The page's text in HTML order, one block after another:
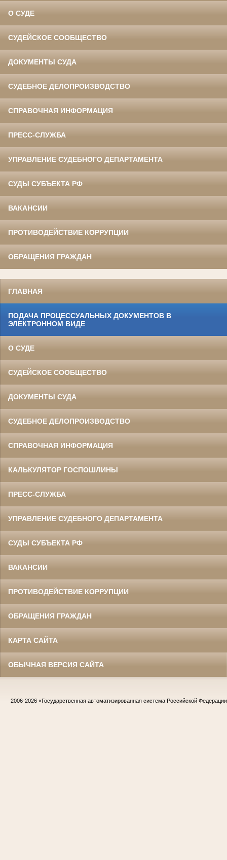
О СУДЕ
СУДЕЙСКОЕ СООБЩЕСТВО
ДОКУМЕНТЫ СУДА
СУДЕБНОЕ ДЕЛОПРОИЗВОДСТВО
СПРАВОЧНАЯ ИНФОРМАЦИЯ
ПРЕСС-СЛУЖБА
УПРАВЛЕНИЕ СУДЕБНОГО ДЕПАРТАМЕНТА
СУДЫ СУБЪЕКТА РФ
ВАКАНСИИ
ПРОТИВОДЕЙСТВИЕ КОРРУПЦИИ
ОБРАЩЕНИЯ ГРАЖДАН
ГЛАВНАЯ
ПОДАЧА ПРОЦЕССУАЛЬНЫХ ДОКУМЕНТОВ В
ЭЛЕКТРОННОМ ВИДЕ
О СУДЕ
СУДЕЙСКОЕ СООБЩЕСТВО
ДОКУМЕНТЫ СУДА
СУДЕБНОЕ ДЕЛОПРОИЗВОДСТВО
СПРАВОЧНАЯ ИНФОРМАЦИЯ
КАЛЬКУЛЯТОР ГОСПОШЛИНЫ
ПРЕСС-СЛУЖБА
УПРАВЛЕНИЕ СУДЕБНОГО ДЕПАРТАМЕНТА
СУДЫ СУБЪЕКТА РФ
ВАКАНСИИ
ПРОТИВОДЕЙСТВИЕ КОРРУПЦИИ
ОБРАЩЕНИЯ ГРАЖДАН
КАРТА САЙТА
ОБЫЧНАЯ ВЕРСИЯ САЙТА
2006-2026 «Государственная автоматизированная система Российской